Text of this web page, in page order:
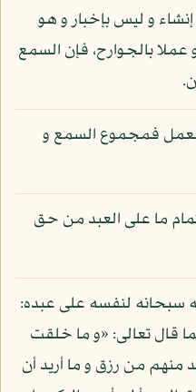
و ليس بإخبار و هو
عملا بالجوارح، فإن السمع
فمجموع السمع و
ما على العبد من حق
سبحانه لنفسه على عبده:
قال تعالى: «و ما خلقت
منهم من رزق و ما أريد أن